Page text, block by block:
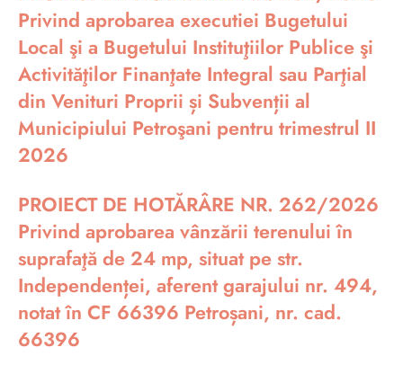
Privind aprobarea executiei Bugetului
Local şi a Bugetului Instituţiilor Publice şi
Activităţilor Finanţate Integral sau Parţial
din Venituri Proprii și Subvenții al
Municipiului Petroşani pentru trimestrul II
2026
PROIECT DE HOTĂRÂRE NR. 262/2026
Privind aprobarea vânzării terenului în
suprafaţă de 24 mp, situat pe str.
Independenței, aferent garajului nr. 494,
notat în CF 66396 Petroșani, nr. cad.
66396